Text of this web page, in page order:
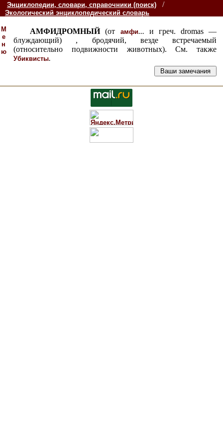
Энциклопедии, словари, справочники (поиск) /
Экологический энциклопедический словарь
М
е
н
ю
АМФИДРОМНЫЙ(от амфи... и греч. dromas —
блуждающий) , бродячий, везде встречаемый
(относительно подвижности животных). См. также
Убиквисты.